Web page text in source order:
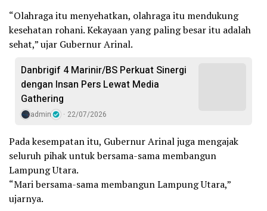
“Olahraga itu menyehatkan, olahraga itu mendukung
kesehatan rohani. Kekayaan yang paling besar itu adalah
sehat,” ujar Gubernur Arinal.
Danbrigif 4 Marinir/BS Perkuat Sinergi
dengan Insan Pers Lewat Media
Gathering
admin 22/07/2026
Pada kesempatan itu, Gubernur Arinal juga mengajak
seluruh pihak untuk bersama-sama membangun
Lampung Utara.
“Mari bersama-sama membangun Lampung Utara,”
ujarnya.